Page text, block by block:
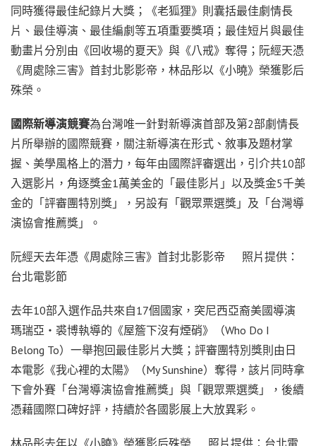
同時獲得最佳紀錄片大獎；《老狐狸》則囊括最佳劇情長
片、最佳導演、最佳編劇等五項重要獎項；最佳短片與最佳
動畫片分別由《回收場的夏天》與《八戒》奪得；阮經天憑
《周處除三害》首封北影影帝，林品彤以《小曉》榮獲影后
殊榮。
國際新導演競賽為台灣唯一針對新導演首部及第2部劇情長
片所舉辦的國際競賽，關注新導演在形式、敘事及題材掌
握、美學風格上的潛力，每年由國際評審選出，引介共10部
入選影片，角逐獎金1萬美金的「最佳影片」以及獎金5千美
金的「評審團特別獎」，另設有「觀眾票選獎」及「台灣導
演協會推薦獎」。
阮經天去年憑《周處除三害》首封北影影帝 照片提供：
台北電影節
去年10部入選作品共來自17個國家，突尼西亞裔美國導演
瑪瑞亞・裘博執導的《屋簷下沒有煙硝》（Who Do I
Belong To）一舉抱回最佳影片大獎；評審團特別獎則由日
本電影《我心裡的太陽》（My Sunshine）奪得，該片同時拿
下會外賽「台灣導演協會推薦獎」與「觀眾票選獎」，後續
憑藉國際口碑好評，持續於各國影展上大放異彩。
林品彤去年以《小曉》榮獲影后殊榮 照片提供：台北電